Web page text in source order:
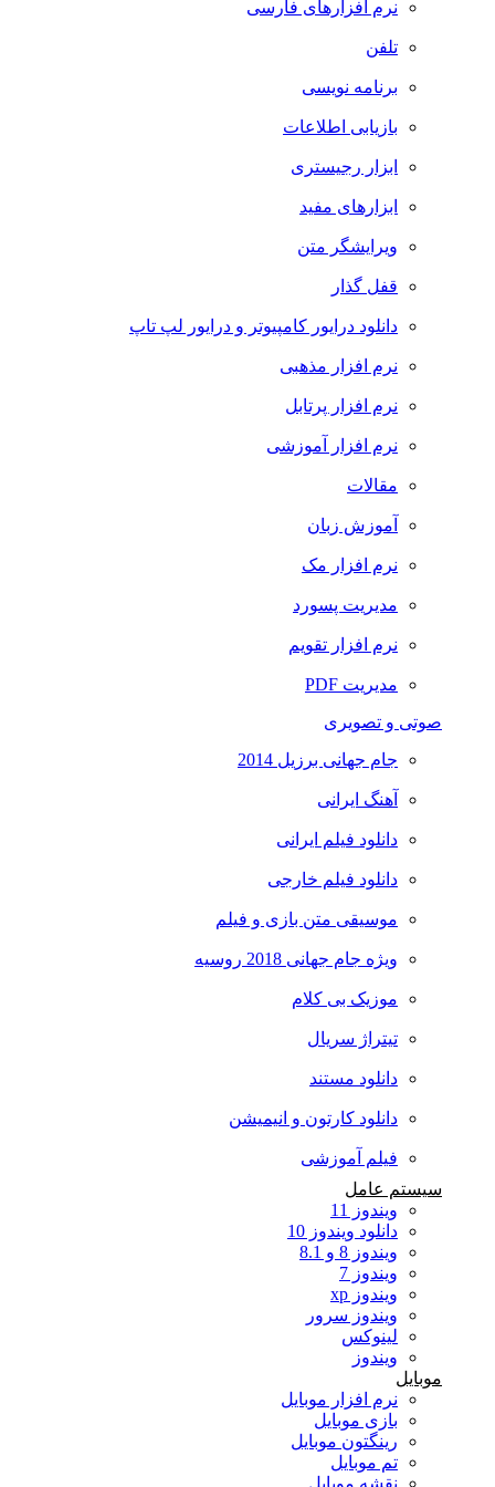
نرم افزارهای فارسی
تلفن
برنامه نویسی
بازیابی اطلاعات
ابزار رجیستری
ابزارهای مفید
ویرایشگر متن
قفل گذار
دانلود درایور کامپیوتر و درایور لپ تاپ
نرم افزار مذهبی
نرم افزار پرتابل
نرم افزار آموزشی
مقالات
آموزش زبان
نرم افزار مک
مدیریت پسورد
نرم افزار تقویم
مدیریت PDF
صوتی و تصویری
جام جهانی برزیل 2014
آهنگ ایرانی
دانلود فیلم ایرانی
دانلود فیلم خارجی
موسیقی متن بازی و فیلم
ویژه جام جهانی 2018 روسیه
موزیک بی کلام
تیتراژ سریال
دانلود مستند
دانلود کارتون و انیمیشن
فیلم آموزشی
سیستم عامل
ویندوز 11
دانلود ویندوز 10
ویندوز 8 و 8.1
ویندوز 7
ویندوز xp
ویندوز سرور
لینوکس
ویندوز
نرم افزار موبایل
بازی موبایل
رینگتون موبایل
تم موبایل
نقشه موبایل